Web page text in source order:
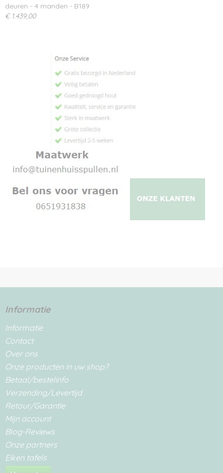
deuren - 4 manden - B189
€ 1.439,00
Informatie
Informatie
Contact
Over ons
Onze producten in uw shop?
Betaal/bestelinfo
Verzending/Levertijd
Retour/Garantie
Mijn account
Blog-Reviews
Onze partners
Eiken tafels